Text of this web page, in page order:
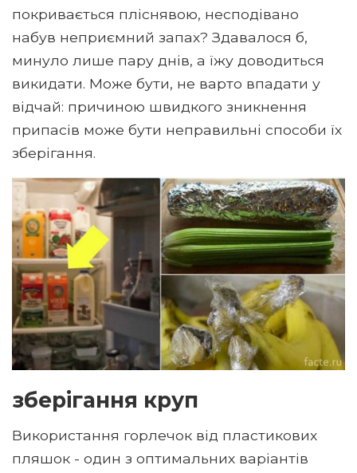
покривається пліснявою, несподівано
набув неприємний запах? Здавалося б,
минуло лише пару днів, а їжу доводиться
викидати. Може бути, не варто впадати у
відчай: причиною швидкого зникнення
припасів може бути неправильні способи їх
зберігання.
зберігання круп
Використання горлечок від пластикових
пляшок - один з оптимальних варіантів